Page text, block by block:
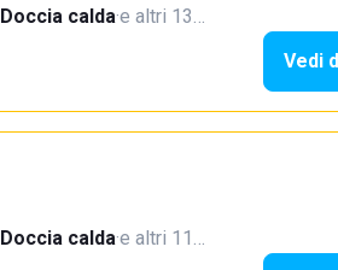
Doccia calda·e altri 13…
Vedi
Doccia calda·e altri 11…